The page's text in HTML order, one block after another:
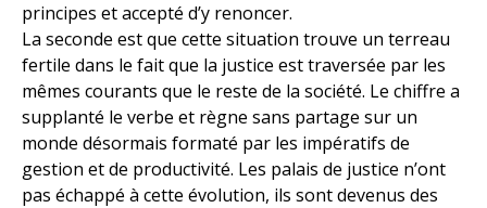
principes et accepté d’y renoncer.
La seconde est que cette situation trouve un terreau
fertile dans le fait que la justice est traversée par les
mêmes courants que le reste de la société. Le chiffre a
supplanté le verbe et règne sans partage sur un
monde désormais formaté par les impératifs de
gestion et de productivité. Les palais de justice n’ont
pas échappé à cette évolution, ils sont devenus des